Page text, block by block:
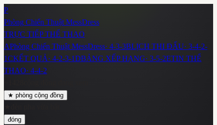
P
Phòng Chiến Thuật MessDress
TRỰC TIẾP THỂ THAO
APhòng Chiến Thuật MessDress· 4-3-3BLỊCH THI ĐẤU· 3-4-2-
1CKẾT QUẢ· 4-2-3-1DBẢNG XẾP HẠNG· 3-5-2ETIN THỂ
THAO· 4-4-2
★ phòng cộng đồng
đóng